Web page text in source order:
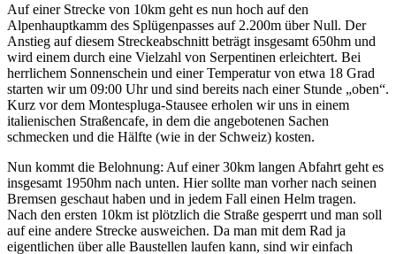
Auf einer Strecke von 10km geht es nun hoch auf den
Alpenhauptkamm des Splügenpasses auf 2.200m über Null. Der
Anstieg auf diesem Streckeabschnitt beträgt insgesamt 650hm und
wird einem durch eine Vielzahl von Serpentinen erleichtert. Bei
herrlichem Sonnenschein und einer Temperatur von etwa 18 Grad
starten wir um 09:00 Uhr und sind bereits nach einer Stunde „oben“.
Kurz vor dem Montespluga-Stausee erholen wir uns in einem
italienischen Straßencafe, in dem die angebotenen Sachen
schmecken und die Hälfte (wie in der Schweiz) kosten.
Nun kommt die Belohnung: Auf einer 30km langen Abfahrt geht es
insgesamt 1950hm nach unten. Hier sollte man vorher nach seinen
Bremsen geschaut haben und in jedem Fall einen Helm tragen.
Nach den ersten 10km ist plötzlich die Straße gesperrt und man soll
auf eine andere Strecke ausweichen. Da man mit dem Rad ja
eigentlichen über alle Baustellen laufen kann, sind wir einfach